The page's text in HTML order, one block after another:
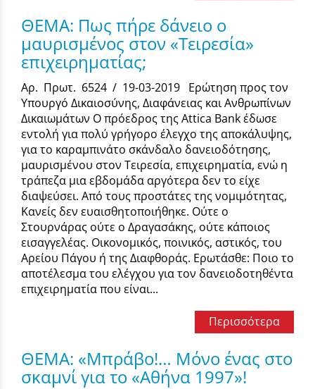
ΘΕΜΑ: Πως πήρε δάνειο ο
μαυρισμένος στον «Τειρεσία»
επιχειρηματίας;
Αρ. Πρωτ. 6524 / 19-03-2019 Ερώτηση προς τον
Υπουργό Δικαιοσύνης, Διαφάνειας και Ανθρωπίνων
Δικαιωμάτων Ο πρόεδρος της Attica Bank έδωσε
εντολή για πολύ γρήγορο έλεγχο της αποκάλυψης,
για το καραμπινάτο σκάνδαλο δανειοδότησης,
μαυρισμένου στον Τειρεσία, επιχειρηματία, ενώ η
τράπεζα μια εβδομάδα αργότερα δεν το είχε
διαψεύσει. Από τους προστάτες της νομιμότητας,
Κανείς δεν ευαισθητοποιήθηκε. Ούτε ο
Στουρνάρας ούτε ο Δραγασάκης, ούτε κάποιος
εισαγγελέας. Οικονομικός, ποινικός, αστικός, του
Αρείου Πάγου ή της Διαφθοράς. Ερωτάσθε: Ποιο το
αποτέλεσμα του ελέγχου για τον δανειοδοτηθέντα
επιχειρηματία που είναι...
Περισσότερα
ΘΕΜΑ: «Μπράβο!… Μόνο ένας στο
σκαμνί για το «Αθήνα 1997»!